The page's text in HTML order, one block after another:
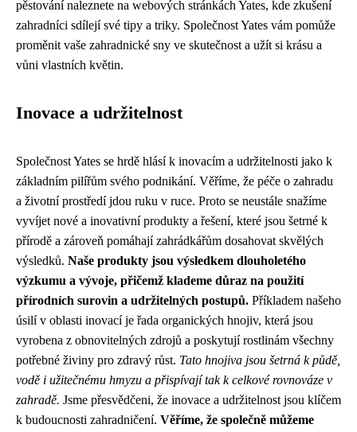
pěstování naleznete na webových stránkách Yates, kde zkušení
zahradníci sdílejí své tipy a triky. Společnost Yates vám pomůže
proměnit vaše zahradnické sny ve skutečnost a užít si krásu a
vůni vlastních květin.
Inovace a udržitelnost
Společnost Yates se hrdě hlásí k inovacím a udržitelnosti jako k
základním pilířům svého podnikání. Věříme, že péče o zahradu
a životní prostředí jdou ruku v ruce. Proto se neustále snažíme
vyvíjet nové a inovativní produkty a řešení, které jsou šetrné k
přírodě a zároveň pomáhají zahrádkářům dosahovat skvělých
výsledků. Naše produkty jsou výsledkem dlouholetého
výzkumu a vývoje, přičemž klademe důraz na použití
přírodních surovin a udržitelných postupů. Příkladem našeho
úsilí v oblasti inovací je řada organických hnojiv, která jsou
vyrobena z obnovitelných zdrojů a poskytují rostlinám všechny
potřebné živiny pro zdravý růst. Tato hnojiva jsou šetrná k půdě,
vodě i užitečnému hmyzu a přispívají tak k celkové rovnováze v
zahradě. Jsme přesvědčeni, že inovace a udržitelnost jsou klíčem
k budoucnosti zahradničení. Věříme, že společně můžeme